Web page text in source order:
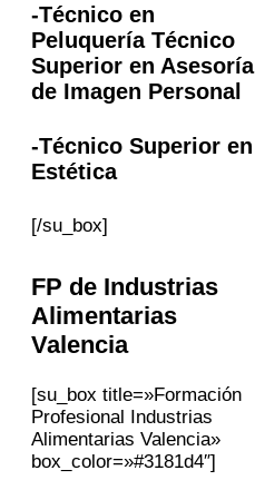
-Técnico en
Peluquería Técnico
Superior en Asesoría
de Imagen Personal
-Técnico Superior en
Estética
[/su_box]
FP de Industrias
Alimentarias
Valencia
[su_box title=»Formación
Profesional Industrias
Alimentarias Valencia»
box_color=»#3181d4″]